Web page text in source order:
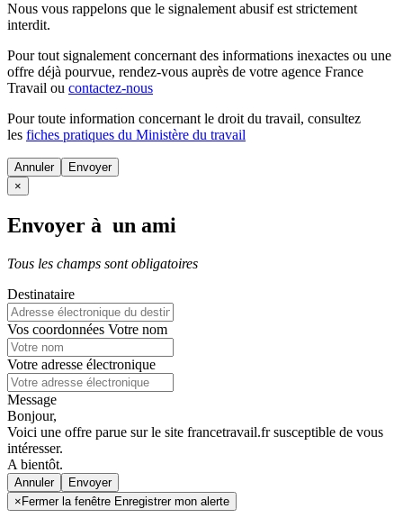
Nous vous rappelons que le signalement abusif est strictement
interdit.
Pour tout signalement concernant des informations inexactes ou une
offre déjà pourvue, rendez-vous auprès de votre agence France
Travail ou contactez-nous
Pour toute information concernant le droit du travail, consultez
les fiches pratiques du Ministère du travail
Annuler
×
Envoyer à un ami
Tous les champs sont obligatoires
Destinataire
Vos coordonnées Votre nom
Votre adresse électronique
Message
Bonjour,
Voici une offre parue sur le site francetravail.fr susceptible de vous
intéresser.
A bientôt.
Annuler
× Fermer la fenêtre Enregistrer mon alerte